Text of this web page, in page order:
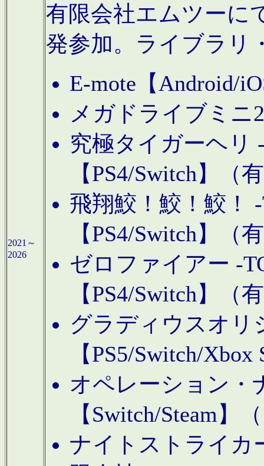
2021～
2026
有限会社エムツーに
発参加。ライブラリ
E-mote【Android/
メガドライブミニ
究極タイガーヘリ
【PS4/Switch】（
飛翔鮫！鮫！鮫！
【PS4/Switch】（
ゼロファイアー -
【PS4/Switch】（
グラディウスオリ
【PS5/Switch/
オペレーション・
【Switch/Steam】
ナイトストライカ